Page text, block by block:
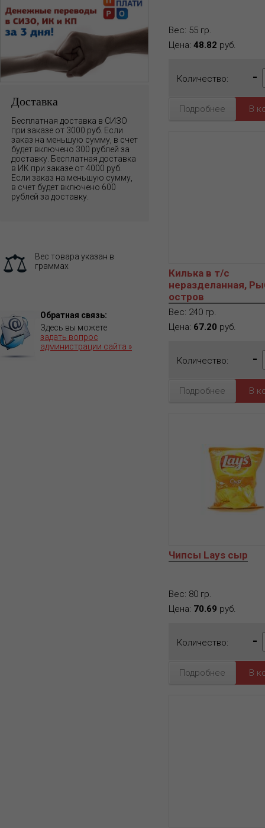
Доставка
Бесплатная доставка в СИЗО
при заказе от 3000 руб. Если
заказ на меньшую сумму, в счет
будет включено 300 рублей за
доставку. Бесплатная доставка
в ИК при заказе от 4000 руб.
Если заказ на меньшую сумму,
в счет будет включено 600
рублей за доставку.
Вес товара указан в
граммах
Обратная связь:
Здесь вы можете
задать вопрос
администрации сайта »
Вес: 55 гр.
Цена: 48.82 руб.
Количество: -
Подробнее
Килька в т/с
неразделанная,
остров
Вес: 240 гр.
Цена: 67.20 руб.
Количество: -
Подробнее
Чипсы Lays сыр
Вес: 80 гр.
Цена: 70.69 руб.
Количество: -
Подробнее